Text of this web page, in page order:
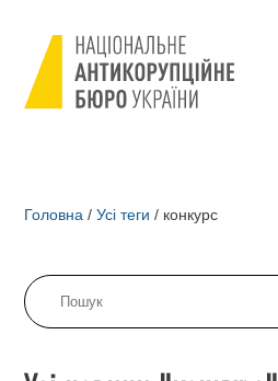
Головна / Усі теги / конкурс